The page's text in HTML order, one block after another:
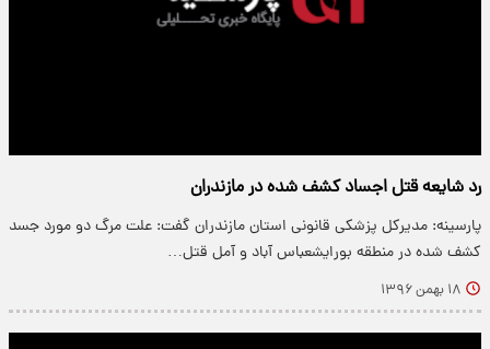
رد شایعه قتل اجساد کشف شده در مازندران
پارسینه: مدیرکل پزشکی قانونی استان مازندران گفت: علت مرگ دو مورد جسد
کشف شده در منطقه بورایشعباس آباد و آمل قتل…
۱۸ بهمن ۱۳۹۶